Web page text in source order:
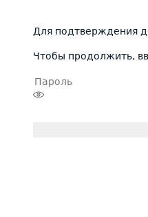
Для подтверждения
Чтобы продолжить,